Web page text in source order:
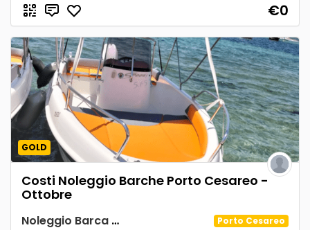
€0
GOLD
Costi Noleggio Barche Porto Cesareo -
Ottobre
Noleggio Barca Spiaggia Tabù Porto Cesareo